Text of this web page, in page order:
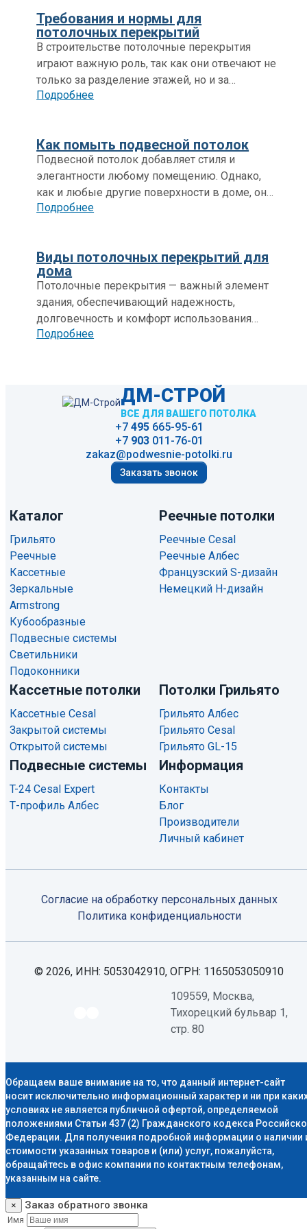
Требования и нормы для
потолочных перекрытий
В строительстве потолочные перекрытия
играют важную роль, так как они отвечают не
только за разделение этажей, но и за
обеспечение прочности и устойчивости всей
защищают помещения от шума и потерь тепла,
а также обеспечивают безопасность в случае
пожара.
Подробнее
Как помыть подвесной потолок
Подвесной потолок добавляет стиля и
элегантности любому помещению. Однако,
как и любые другие поверхности в доме, он
нуждается в регулярном уходе.Используйте
профилактическое обслуживание.
Подробнее
Виды потолочных перекрытий для
дома
Потолочные перекрытия — важный элемент
здания, обеспечивающий надежность,
долговечность и комфорт использования
помещений. Эти конструкции разделяют этажи
Разнообразие материалов и способов монтажа
позволяет выбрать оптимальный тип
перекрытия для разных помещений, таких как
подвалы, мансарды и склады.
Подробнее
ДМ-СТРОЙ
ВСЕ ДЛЯ ВАШЕГО ПОТОЛКА
+7495 665-95-61
+7903 011-76-01
zakaz@podwesnie-potolki.ru
Заказать звонок
Каталог
Грильято
Реечные
Кассетные
Зеркальные
Armstrong
Кубообразные
Подвесные системы
Светильники
Подоконники
Реечные потолки
Реечные Cesal
Реечные Албес
Французский S-дизайн
Немецкий H-дизайн
Кассетные потолки
Кассетные Cesal
Закрытой системы
Открытой системы
Потолки Грильято
Грильято Албес
Грильято Cesal
Грильято GL-15
Подвесные системы
T-24 Cesal Expert
Т-профиль Албес
Информация
Контакты
Блог
Производители
Личный кабинет
Согласие на обработку персональных данных
Политикa конфиденциальности
© 2026, ИНН: 5053042910, ОГРН: 1165053050910
109559, Москва,
Тихорецкий бульвар 1,
стр. 80
Обращаем ваше внимание на то, что данный интернет-сайт
носит исключительно информационный характер и ни при
условиях не является публичной офертой, определяемой
положениями Статьи 437 (2) Гражданского кодекса
Федерации. Для получения подробной информации о наличии
стоимости указанных товаров и (или) услуг, пожалуйста,
обращайтесь в офис компании по контактным телефонам,
указанным на сайте.
ДМ-
Строй
× Заказ обратного звонка
Имя